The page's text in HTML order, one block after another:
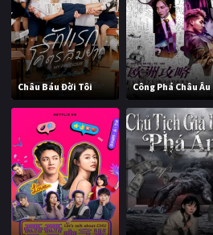
Châu Báu Đời Tôi Công Phá Châu Âu